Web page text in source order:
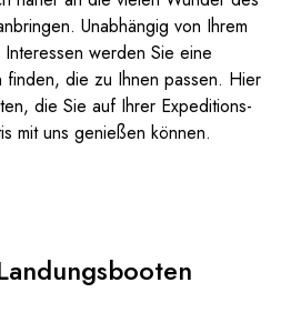
Unabhängig von Ihrem
werden Sie eine
finden, die zu Ihnen passen. Hier
die Sie auf Ihrer Expeditions-
mit uns genießen können.